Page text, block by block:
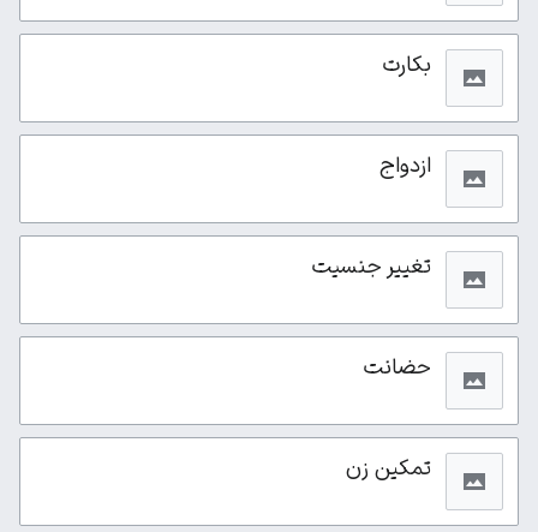
بکارت
ازدواج
تغییر جنسیت
حضانت
تمکین زن